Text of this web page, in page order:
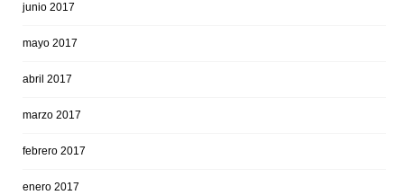
junio 2017
mayo 2017
abril 2017
marzo 2017
febrero 2017
enero 2017